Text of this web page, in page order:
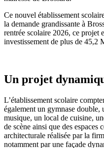
Ce nouvel établissement
la demande grandissante à
rentrée scolaire 2026, ce projet
investissement de plus de 45,2
Un projet
L’établissement scolaire
également un gymnase double,
musique, un local de cuisine,
de scène ainsi que des
architecturale réalisée par la
notamment par une façade